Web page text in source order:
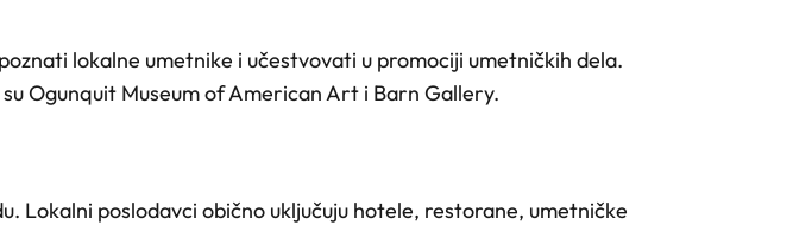
lokalne umetnike i učestvovati u promociji umetničkih dela.
Ogunquit Museum of American Art i Barn Gallery.
Lokalni poslodavci obično uključuju hotele, restorane, umetničke